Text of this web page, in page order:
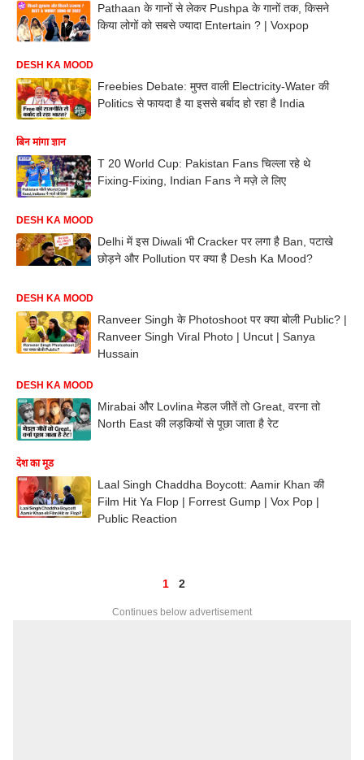
Pathaan के गानों से लेकर Pushpa के गानों तक, किसने
किया लोगों को सबसे ज्यादा Entertain ? | Voxpop
DESH KA MOOD
Freebies Debate: मुफ्त वाली Electricity-Water की
Politics से फायदा है या इससे बर्बाद हो रहा है India
बिन मांगा ज्ञान
T 20 World Cup: Pakistan Fans चिल्ला रहे थे
Fixing-Fixing, Indian Fans ने मज़े ले लिए
DESH KA MOOD
Delhi में इस Diwali भी Cracker पर लगा है Ban, पटाखे
छोड़ने और Pollution पर क्या है Desh Ka Mood?
DESH KA MOOD
Ranveer Singh के Photoshoot पर क्या बोली Public? |
Ranveer Singh Viral Photo | Uncut | Sanya
Hussain
DESH KA MOOD
Mirabai और Lovlina मेडल जीतें तो Great, वरना तो
North East की लड़कियों से पूछा जाता है रेट
देश का मूड
Laal Singh Chaddha Boycott: Aamir Khan की
Film Hit Ya Flop | Forrest Gump | Vox Pop |
Public Reaction
1 2
Continues below advertisement